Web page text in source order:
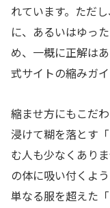
れています。ただ
に、あるいはゆっ
め、一概に正解は
式サイトの縮みガ
縮ませ方にもこだ
浸けて糊を落とす
む人も少なくあり
の体に吸い付くよ
単なる服を超えた